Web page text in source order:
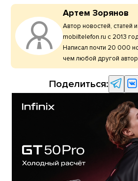
Артем Зорянов
Автор новостей, статей
mobiltelefon.ru с 2013
Написал почти 20 000
чем любой другой
Поделиться: